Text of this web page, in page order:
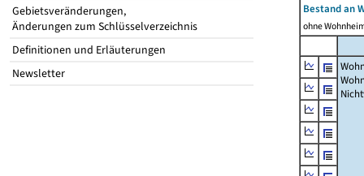
Gebietsveränderungen,
Änderungen zum Schlüsselverzeichnis
Definitionen und Erläuterungen
Newsletter
Bestand an
ohne